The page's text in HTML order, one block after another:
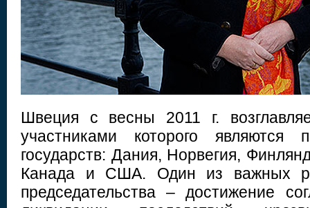
Швеция с весны 2011 г.
участниками которого
государств: Дания, Норвегия,
Канада и США. Один из важных
председательства – достижение